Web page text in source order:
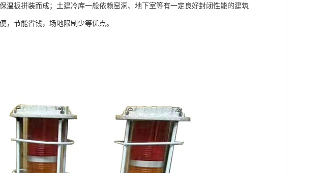
温板拼装而成；土建冷库一般依赖窑洞、地下室等有一定良好封闭性能的建筑
，节能省钱，场地限制少等优点。